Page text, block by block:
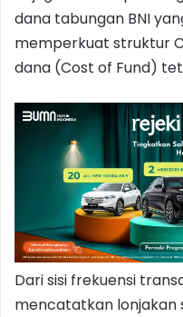
dana tabungan BNI
memperkuat struktur
dana (Cost of Fund)
Dari sisi frekuensi
mencatatkan lonjakan